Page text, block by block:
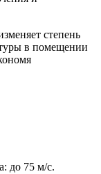
степень
в помещении
до 75 м/с.